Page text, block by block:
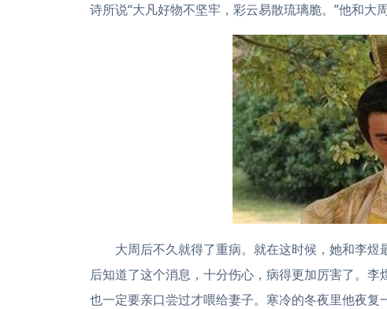
诗所说“大凡好物不坚牢，彩云易散琉璃脆。”他和大
大周后不久就得了重病。就在这时候，她和李
后知道了这个消息，十分伤心，病得更加厉害了。
也一定要亲口尝过才喂给妻子。寒冷的冬夜里他夜